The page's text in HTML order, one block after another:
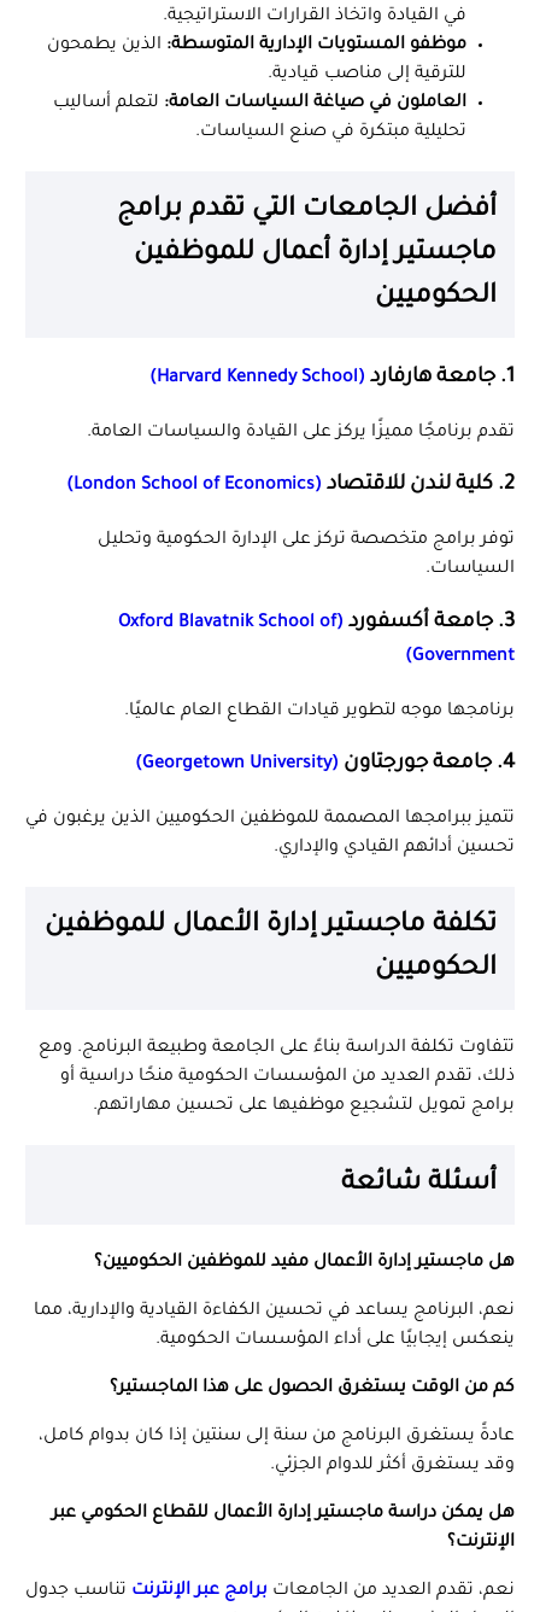
في القيادة واتخاذ القرارات الاستراتيجية.
موظفو المستويات الإدارية المتوسطة: الذين يطمحون
للترقية إلى مناصب قيادية.
العاملون في صياغة السياسات العامة: لتعلم أساليب
تحليلية مبتكرة في صنع السياسات.
أفضل الجامعات التي تقدم برامج
ماجستير إدارة أعمال للموظفين
الحكوميين
1. جامعة هارفارد (Harvard Kennedy School)
تقدم برنامجًا مميزًا يركز على القيادة والسياسات العامة.
2. كلية لندن للاقتصاد (London School of Economics)
توفر برامج متخصصة تركز على الإدارة الحكومية وتحليل
السياسات.
3. جامعة أكسفورد
(Oxford Blavatnik School of
Government)
برنامجها موجه لتطوير قيادات القطاع العام عالميًا.
4. جامعة جورجتاون (Georgetown University)
تتميز ببرامجها المصممة للموظفين الحكوميين الذين يرغبون في
تحسين أدائهم القيادي والإداري.
تكلفة ماجستير إدارة الأعمال للموظفين
الحكوميين
تتفاوت تكلفة الدراسة بناءً على الجامعة وطبيعة البرنامج. ومع
ذلك، تقدم العديد من المؤسسات الحكومية منحًا دراسية أو
برامج تمويل لتشجيع موظفيها على تحسين مهاراتهم.
أسئلة شائعة
هل ماجستير إدارة الأعمال مفيد للموظفين الحكوميين؟
نعم، البرنامج يساعد في تحسين الكفاءة القيادية والإدارية، مما
ينعكس إيجابيًا على أداء المؤسسات الحكومية.
كم من الوقت يستغرق الحصول على هذا الماجستير؟
عادةً يستغرق البرنامج من سنة إلى سنتين إذا كان بدوام كامل،
وقد يستغرق أكثر للدوام الجزئي.
هل يمكن دراسة ماجستير إدارة الأعمال للقطاع الحكومي عبر
الإنترنت؟
نعم، تقدم العديد من الجامعات برامج عبر الإنترنت تناسب جدول